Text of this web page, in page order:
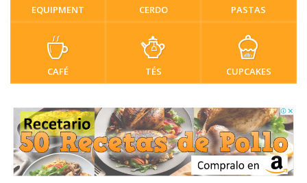
EQUIPMENT CERDO PASTAS
CAFÉ TÉS CUPCAKES